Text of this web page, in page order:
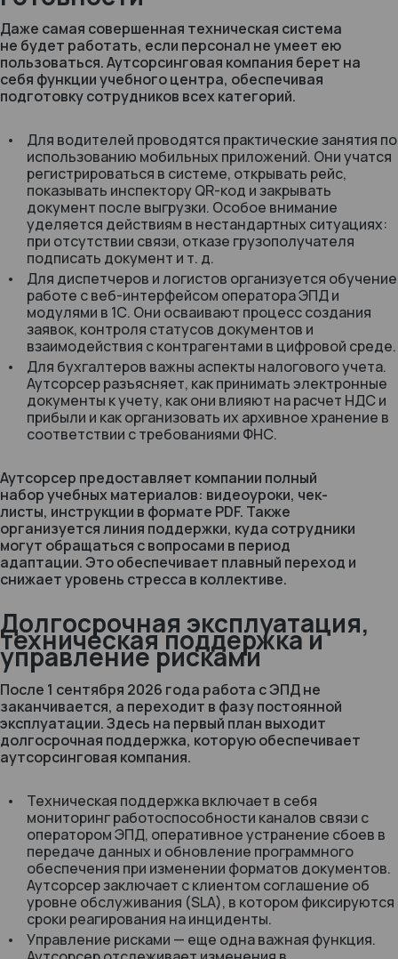
Даже самая совершенная техническая система
не будет работать, если персонал не умеет ею
пользоваться. Аутсорсинговая компания берет на
себя функции учебного центра, обеспечивая
подготовку сотрудников всех категорий.
Для водителей проводятся практические занятия по
использованию мобильных приложений. Они учатся
регистрироваться в системе, открывать рейс,
показывать инспектору QR-код и закрывать
документ после выгрузки. Особое внимание
уделяется действиям в нестандартных ситуациях:
при отсутствии связи, отказе грузополучателя
подписать документ и т. д.
Для диспетчеров и логистов организуется обучение
работе с веб-интерфейсом оператора ЭПД и
модулями в 1С. Они осваивают процесс создания
заявок, контроля статусов документов и
взаимодействия с контрагентами в цифровой среде.
Для бухгалтеров важны аспекты налогового учета.
Аутсорсер разъясняет, как принимать электронные
документы к учету, как они влияют на расчет НДС и
прибыли и как организовать их архивное хранение в
соответствии с требованиями ФНС.
Аутсорсер предоставляет компании полный
набор учебных материалов: видеоуроки, чек-
листы, инструкции в формате PDF. Также
организуется линия поддержки, куда сотрудники
могут обращаться с вопросами в период
адаптации. Это обеспечивает плавный переход и
снижает уровень стресса в коллективе.
Долгосрочная эксплуатация,
техническая поддержка и
управление рисками
После 1 сентября 2026 года работа с ЭПД не
заканчивается, а переходит в фазу постоянной
эксплуатации. Здесь на первый план выходит
долгосрочная поддержка, которую обеспечивает
аутсорсинговая компания.
Техническая поддержка включает в себя
мониторинг работоспособности каналов связи с
оператором ЭПД, оперативное устранение сбоев в
передаче данных и обновление программного
обеспечения при изменении форматов документов.
Аутсорсер заключает с клиентом соглашение об
уровне обслуживания (SLA), в котором фиксируются
сроки реагирования на инциденты.
Управление рисками — еще одна важная функция.